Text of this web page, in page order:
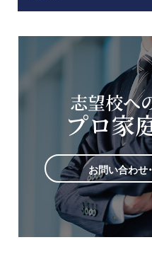
志望校へ
プロ家
お問い合わせ